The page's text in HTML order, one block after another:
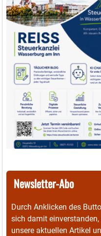
Newsletter-Abo
Durch Anklicken des
sich damit
unsere aktuellen Artikel